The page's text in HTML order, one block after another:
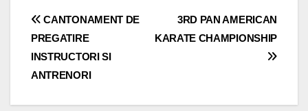
Navigare
în
articole
3RD PAN AMERICAN
KARATE CHAMPIONSHIP
CANTONAMENT DE
PREGATIRE
INSTRUCTORI SI
ANTRENORI